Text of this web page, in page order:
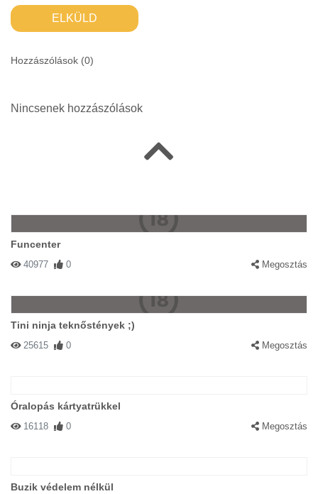
ELKÜLD
Hozzászólások (0)
Nincsenek hozzászólások
Funcenter
40977 0 Megosztás
Tini ninja teknőstények ;)
25615 0 Megosztás
Óralopás kártyatrükkel
16118 0 Megosztás
Buzik védelem nélkül